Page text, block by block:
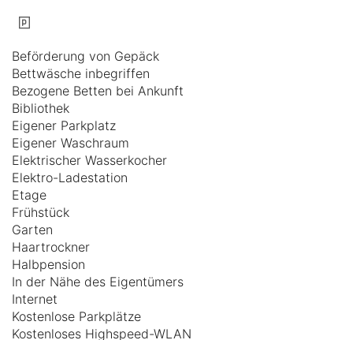
Beförderung von Gepäck
Bettwäsche inbegriffen
Bezogene Betten bei Ankunft
Bibliothek
Eigener Parkplatz
Eigener Waschraum
Elektrischer Wasserkocher
Elektro-Ladestation
Etage
Frühstück
Garten
Haartrockner
Halbpension
In der Nähe des Eigentümers
Internet
Kostenlose Parkplätze
Kostenloses Highspeed-WLAN